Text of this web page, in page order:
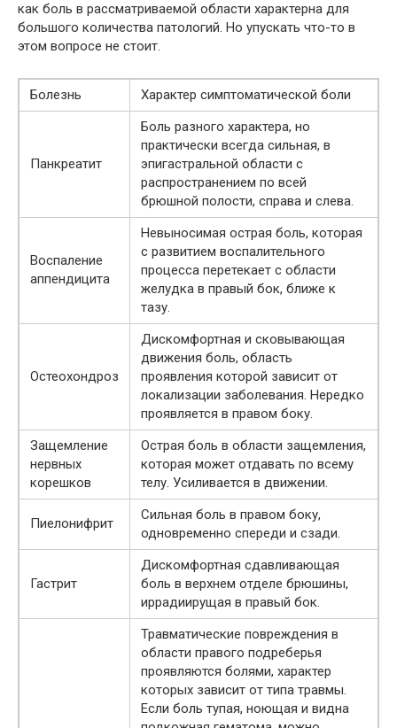
как боль в рассматриваемой области характерна для
большого количества патологий. Но упускать что-то в
этом вопросе не стоит.
Болезнь Характер симптоматической боли
Панкреатит
Боль разного характера, но
практически всегда сильная, в
эпигастральной области с
распространением по всей
брюшной полости, справа и слева.
Воспаление
аппендицита
Невыносимая острая боль, которая
с развитием воспалительного
процесса перетекает с области
желудка в правый бок, ближе к
тазу.
Остеохондроз
Дискомфортная и сковывающая
движения боль, область
проявления которой зависит от
локализации заболевания. Нередко
проявляется в правом боку.
Защемление
нервных
корешков
Острая боль в области защемления,
которая может отдавать по всему
телу. Усиливается в движении.
Пиелонифрит
Сильная боль в правом боку,
одновременно спереди и сзади.
Гастрит
Дискомфортная сдавливающая
боль в верхнем отделе брюшины,
иррадиирущая в правый бок.
Травматические повреждения в
области правого подреберья
проявляются болями, характер
которых зависит от типа травмы.
Если боль тупая, ноющая и видна